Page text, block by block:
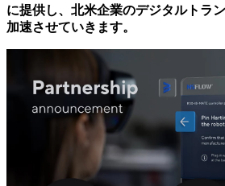
に提供し、北米企業のデジタルトラ
加速させていきます。